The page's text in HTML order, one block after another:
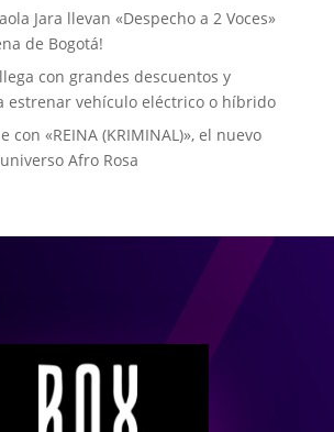
Jara llevan «Despecho a 2 Voces»
de Bogotá!
con grandes descuentos y
estrenar vehículo eléctrico o híbrido
con «REINA (KRIMINAL)», el nuevo
Afro Rosa